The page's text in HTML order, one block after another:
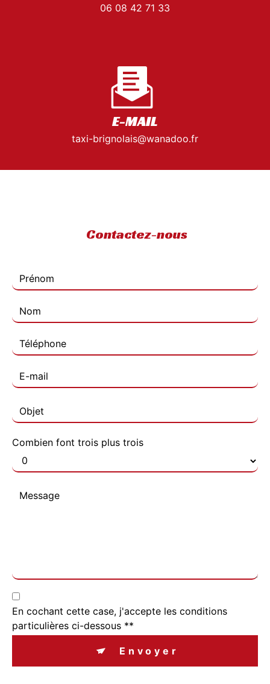
06 08 42 71 33
E-MAIL
taxi-brignolais@wanadoo.fr
Contactez-nous
Combien font trois plus trois
En cochant cette case, j'accepte les conditions
particulières ci-dessous **
Envoyer